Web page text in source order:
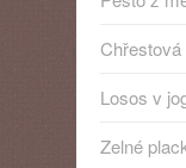
Losos v
Zelné